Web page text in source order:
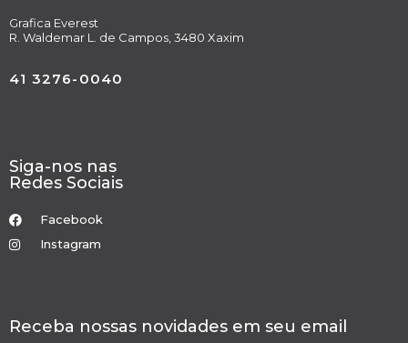
Grafica Everest
R. Waldemar L. de Campos, 3480 Xaxim
41 3276-0040
Siga-nos nas
Redes Sociais
Facebook
Instagram
Receba nossas novidades em seu email